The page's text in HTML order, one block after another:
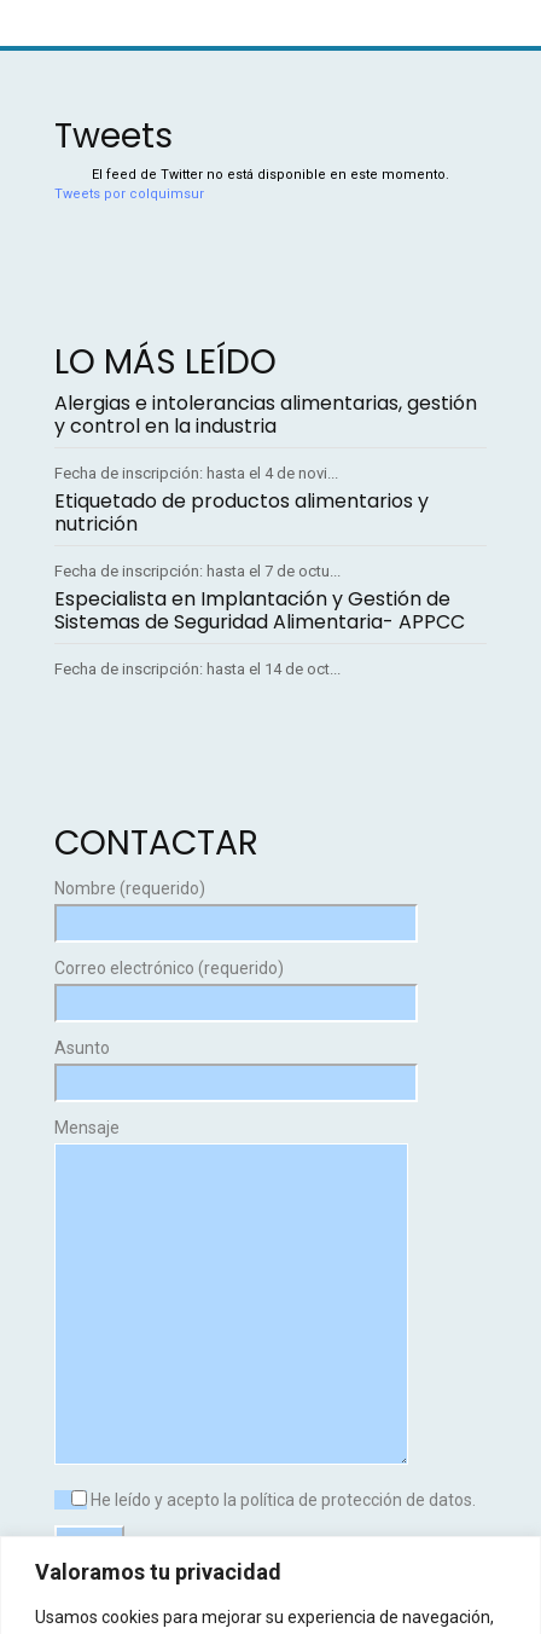
Valoramos tu privacidad
Usamos cookies para mejorar su experiencia de navegación,
Tweets
El feed de Twitter no está disponible en este momento.
Tweets por colquimsur
LO MÁS LEÍDO
Alergias e intolerancias alimentarias, gestión
y control en la industria
Fecha de inscripción: hasta el 4 de novi...
Etiquetado de productos alimentarios y
nutrición
Fecha de inscripción: hasta el 7 de octu...
Especialista en Implantación y Gestión de
Sistemas de Seguridad Alimentaria- APPCC
Fecha de inscripción: hasta el 14 de oct...
CONTACTAR
Nombre (requerido)
Correo electrónico (requerido)
Asunto
Mensaje
He leído y acepto la política de protección de datos.